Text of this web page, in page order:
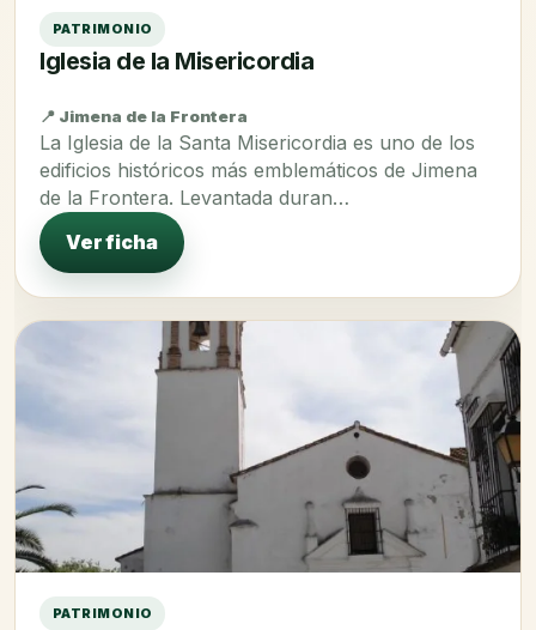
PATRIMONIO
Iglesia de la Misericordia
📍 Jimena de la Frontera
La Iglesia de la Santa Misericordia es uno de los
edificios históricos más emblemáticos de Jimena
de la Frontera. Levantada duran…
Ver ficha
PATRIMONIO